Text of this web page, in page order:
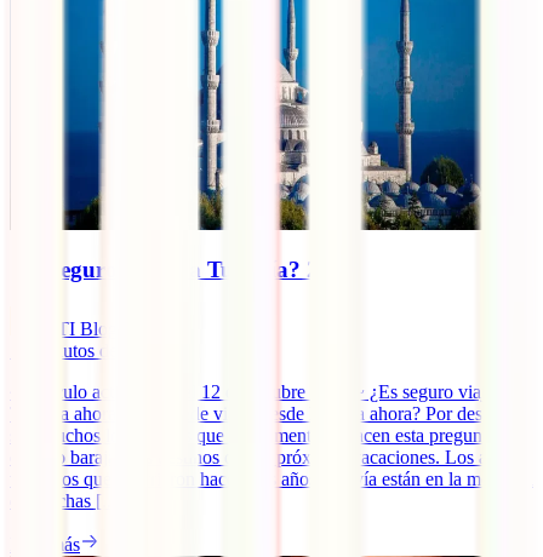
¿Es seguro viajar a Turquía? 2025
IATI Blog
minutos de lectura
~ Artículo actualizado el 12 de octubre 2025 ~ ¿Es seguro viajar a
Turquía ahora? ¿Se puede viajar desde España ahora? Por desgracia,
son muchos los viajeros que actualmente se hacen esta pregunta
cuando barajan los destinos de sus próximas vacaciones. Los actos
violentos que ocurrieron hace unos años todavía están en la memoria
de muchas [...]
Leer más